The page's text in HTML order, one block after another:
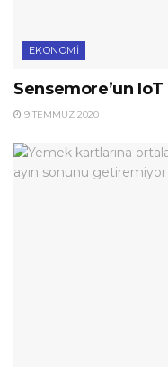
EKONOMI
Sensemore’un IoT
9 TEMMUZ 2020